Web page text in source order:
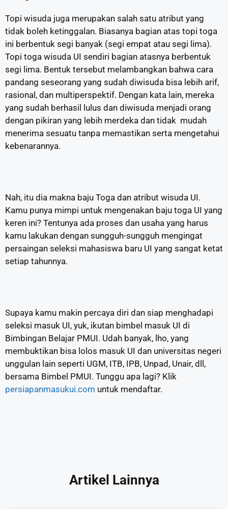
Topi wisuda juga merupakan salah satu atribut yang
tidak boleh ketinggalan. Biasanya bagian atas topi toga
ini berbentuk segi banyak (segi empat atau segi lima).
Topi toga wisuda UI sendiri bagian atasnya berbentuk
segi lima. Bentuk tersebut melambangkan bahwa cara
pandang seseorang yang sudah diwisuda bisa lebih arif,
rasional, dan multiperspektif. Dengan kata lain, mereka
yang sudah berhasil lulus dan diwisuda menjadi orang
dengan pikiran yang lebih merdeka dan tidak mudah
menerima sesuatu tanpa memastikan serta mengetahui
kebenarannya.
Nah, itu dia makna baju Toga dan atribut wisuda UI.
Kamu punya mimpi untuk mengenakan baju toga UI yang
keren ini? Tentunya ada proses dan usaha yang harus
kamu lakukan dengan sungguh-sungguh mengingat
persaingan seleksi mahasiswa baru UI yang sangat ketat
setiap tahunnya.
Supaya kamu makin percaya diri dan siap menghadapi
seleksi masuk UI, yuk, ikutan bimbel masuk UI di
Bimbingan Belajar PMUI. Udah banyak, lho, yang
membuktikan bisa lolos masuk UI dan universitas negeri
unggulan lain seperti UGM, ITB, IPB, Unpad, Unair, dll,
bersama Bimbel PMUI. Tunggu apa lagi? Klik
persiapanmasukui.com untuk mendaftar.
Artikel Lainnya